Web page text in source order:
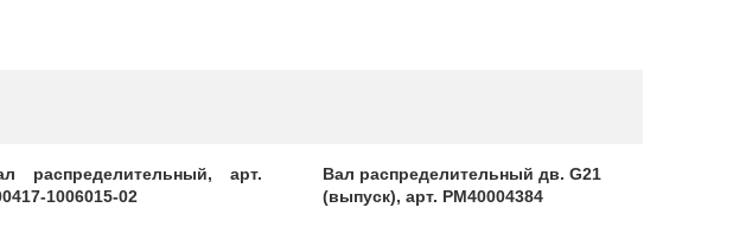
распределительный, арт.
1006015-02
Вал распределительный дв. G21
(выпуск), арт. PM40004384